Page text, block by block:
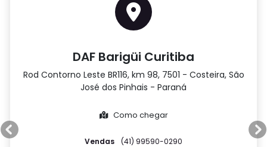
DAF Barigüi Curitiba
Rod Contorno Leste BR116, km 98, 7501 - Costeira, São
José dos Pinhais - Paraná
Como chegar
Vendas (41) 99590-0290
Anterior